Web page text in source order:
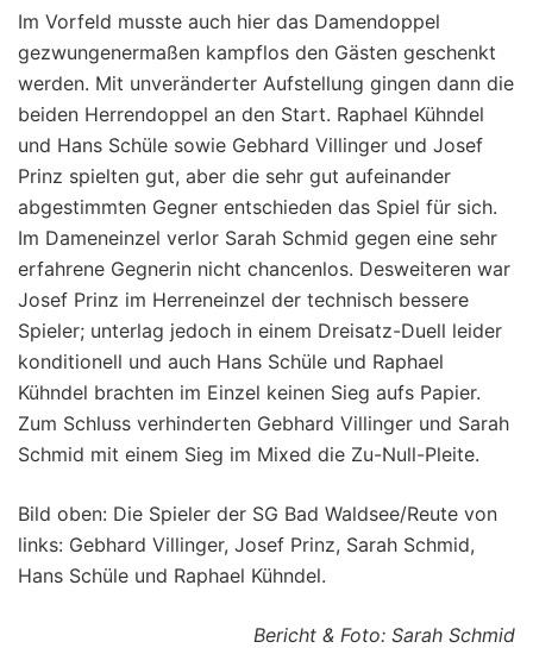
Im Vorfeld musste auch hier das Damendoppel
gezwungenermaßen kampflos den Gästen geschenkt
werden. Mit unveränderter Aufstellung gingen dann die
beiden Herrendoppel an den Start. Raphael Kühndel
und Hans Schüle sowie Gebhard Villinger und Josef
Prinz spielten gut, aber die sehr gut aufeinander
abgestimmten Gegner entschieden das Spiel für sich.
Im Dameneinzel verlor Sarah Schmid gegen eine sehr
erfahrene Gegnerin nicht chancenlos. Desweiteren war
Josef Prinz im Herreneinzel der technisch bessere
Spieler; unterlag jedoch in einem Dreisatz-Duell leider
konditionell und auch Hans Schüle und Raphael
Kühndel brachten im Einzel keinen Sieg aufs Papier.
Zum Schluss verhinderten Gebhard Villinger und Sarah
Schmid mit einem Sieg im Mixed die Zu-Null-Pleite.
Bild oben: Die Spieler der SG Bad Waldsee/Reute von
links: Gebhard Villinger, Josef Prinz, Sarah Schmid,
Hans Schüle und Raphael Kühndel.
Bericht & Foto: Sarah Schmid